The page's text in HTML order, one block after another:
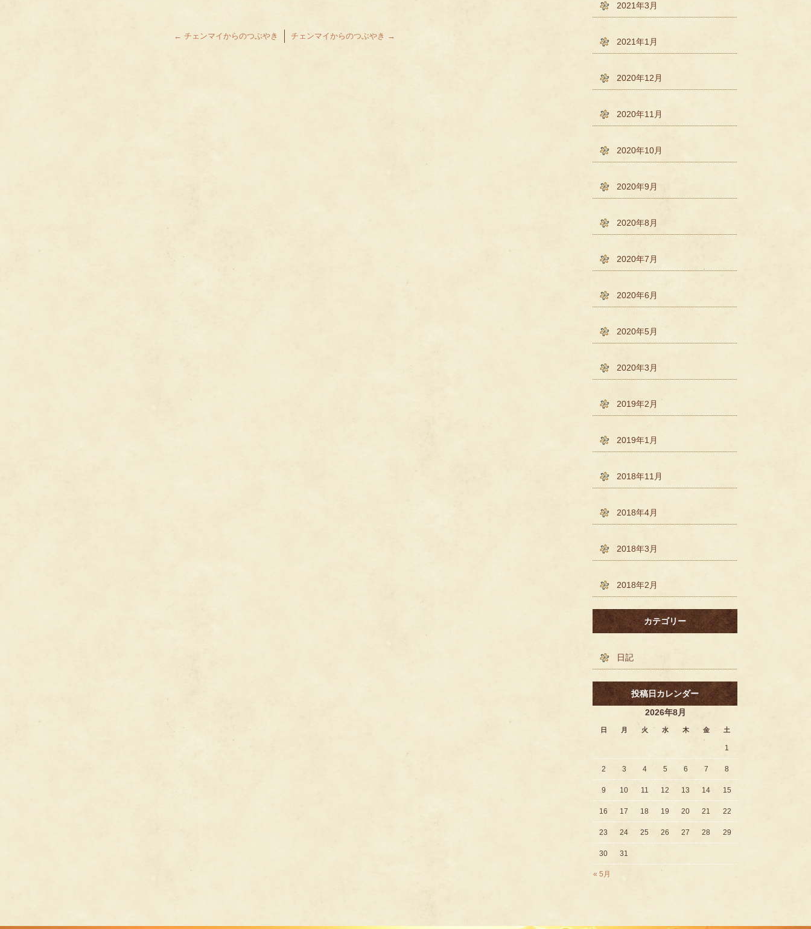
← チェンマイからのつぶやき チェンマイからのつぶやき →
2021年3月
2021年1月
2020年12月
2020年11月
2020年10月
2020年9月
2020年8月
2020年7月
2020年6月
2020年5月
2020年3月
2019年2月
2019年1月
2018年11月
2018年4月
2018年3月
2018年2月
カテゴリー
日記
投稿日カレンダー
2026年8月
日 月 火 水 木 金 土
« 5月
1
2 3 4 5 6 7 8
9 10 11 12 13 14 15
16 17 18 19 20 21 22
23 24 25 26 27 28 29
30 31